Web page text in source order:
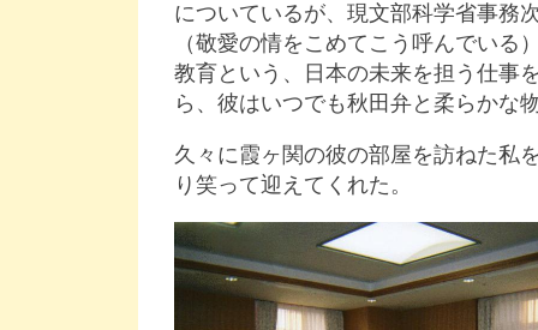
についているが、現文部科学省事務
（敬愛の情をこめてこう呼んでいる
教育という、日本の未来を担う仕事
ら、彼はいつでも秋田弁と柔らかな
久々に霞ヶ関の彼の部屋を訪ねた私
り笑って迎えてくれた。